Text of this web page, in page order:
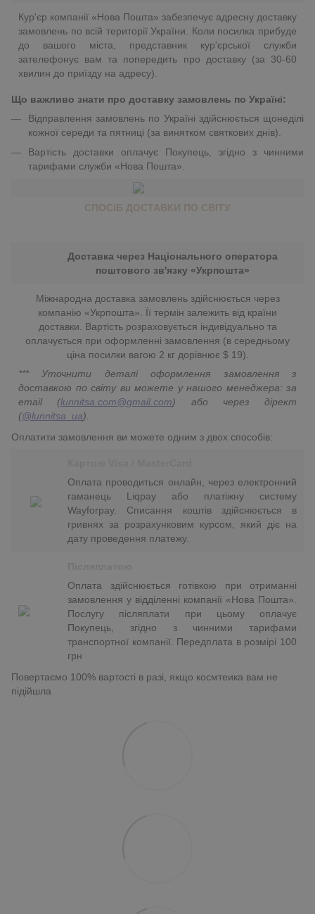
Кур'єр компанії «Нова Пошта» забезпечує адресну доставку
замовлень по всій території України. Коли посилка прибуде
до вашого міста, представник кур'єрської служби
зателефонує вам та попередить про доставку (за 30-60
хвилин до приїзду на адресу).
Що важливо знати про доставку замовлень по Україні:
Відправлення замовлень по Україні здійснюється щонеділі
кожної середи та пятниці (за винятком святкових днів).
Вартість доставки оплачує Покупець, згідно з чинними
тарифами служби «Нова Пошта».
СПОСІБ ДОСТАВКИ ПО СВІТУ
Доставка через Національного оператора
поштового зв'язку «Укрпошта»
Міжнародна доставка замовлень здійснюється через
компанію «Укрпошта». Її термін залежить від країни
доставки. Вартість розраховується індивідуально та
оплачується при оформленні замовлення (в середньому
ціна посилки вагою 2 кг дорівнює $ 19).
*** Уточнити деталі оформлення замовлення з
доставкою по світу ви можете у нашого менеджера: за
email (lunnitsa.com@gmail.com) або через дірект
(@lunnitsa_ua).
Оплатити замовлення ви можете одним з двох способів:
Оплата проводиться онлайн, через електронний
гаманець Liqpay або платіжну систему
Wayforpay. Списання коштів здійснюється в
гривнях за розрахунковим курсом, який діє на
дату проведення платежу.
Оплата здійснюється готівкою при отриманні
замовлення у відділенні компанії «Нова Пошта».
Послугу післяплати при цьому оплачує
Покупець, згідно з чинними тарифами
транспортної компанії. Передплата в розмірі 100
грн
Повертаємо 100% вартості в разі, якщо космтеика вам не
підійшла